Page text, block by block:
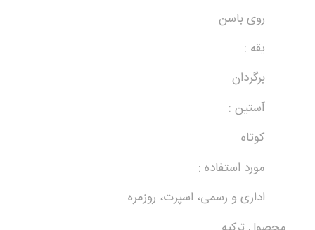
روی باسن
یقه :
برگردان
آستین :
کوتاه
مورد استفاده :
اداری و رسمی، اسپرت، روزمره